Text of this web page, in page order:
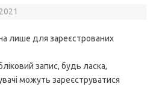
лише для зареєстрованих
запис, будь ласка,
можуть зареєструватися